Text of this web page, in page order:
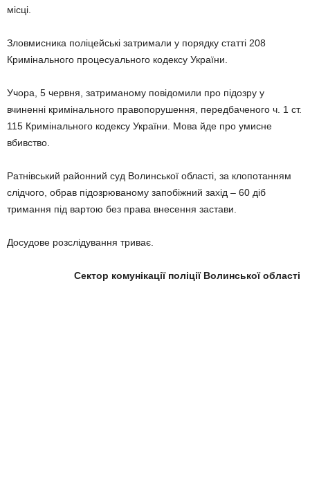
місці.
Зловмисника поліцейські затримали у порядку статті 208
Кримінального процесуального кодексу України.
Учора, 5 червня, затриманому повідомили про підозру у
вчиненні кримінального правопорушення, передбаченого ч. 1 ст.
115 Кримінального кодексу України. Мова йде про умисне
вбивство.
Ратнівський районний суд Волинської області, за клопотанням
слідчого, обрав підозрюваному запобіжний захід – 60 діб
тримання під вартою без права внесення застави.
Досудове розслідування триває.
Сектор комунікації поліції Волинської області